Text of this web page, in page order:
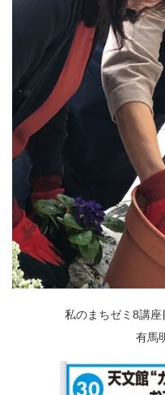
私のまちゼミ8講
有馬